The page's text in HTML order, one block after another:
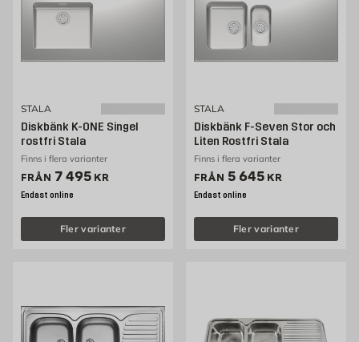
STALA
Diskbänk K-ONE Singel
rostfri Stala
Finns i flera varianter
FRÅN Pris 7495 kr
7 495 KR
Endast online
Fler varianter
STALA
Diskbänk F-Seven Stor och
Liten Rostfri Stala
Finns i flera varianter
FRÅN Pris 5645 kr
5 645 KR
Endast online
Fler varianter